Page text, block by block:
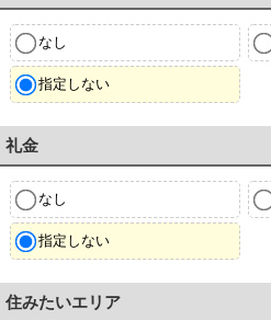
なし
指定しない
礼金
なし
指定しない
住みたいエリア